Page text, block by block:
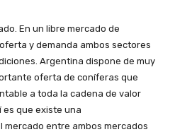
En un libre mercado de
y demanda ambos sectores
Argentina dispone de muy
oferta de coníferas que
a toda la cadena de valor
que existe una
mercado entre ambos mercados